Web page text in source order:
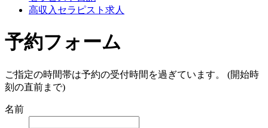
高収入セラピスト求人
予約フォーム
ご指定の時間帯は予約の受付時間を過ぎています。 (開始時
刻の直前まで)
名前